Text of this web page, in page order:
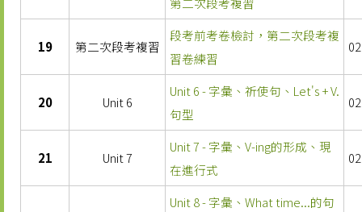
19 第二次段考複習
段考前考卷檢討，第二次段考複
習卷練習
20 Unit 6
Unit 6 - 字彙、祈使句、Let's + V.
句型
21 Unit 7
Unit 7 - 字彙、V-ing的形成、現
在進行式
Unit 8 - 字彙、What time...的句